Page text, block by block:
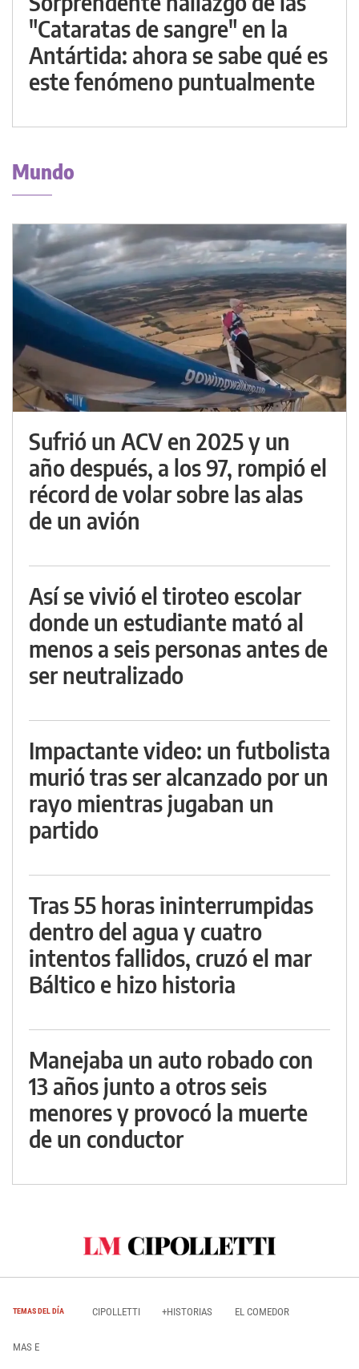
"Cataratas de sangre" en la
Antártida: ahora se sabe qué es
este fenómeno puntualmente
Mundo
Sufrió un ACV en 2025 y un
año después, a los 97, rompió el
récord de volar sobre las alas
de un avión
Así se vivió el tiroteo escolar
donde un estudiante mató al
menos a seis personas antes de
ser neutralizado
Impactante video: un futbolista
murió tras ser alcanzado por un
rayo mientras jugaban un
partido
Tras 55 horas ininterrumpidas
dentro del agua y cuatro
intentos fallidos, cruzó el mar
Báltico e hizo historia
Manejaba un auto robado con
13 años junto a otros seis
menores y provocó la muerte
de un conductor
TEMAS DEL DÍA CIPOLLETTI +HISTORIAS EL COMEDOR
MAS E